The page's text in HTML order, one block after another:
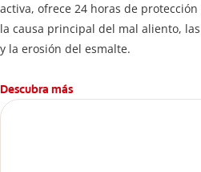
activa, ofrece 24 horas de
la causa principal del mal aliento,
y la erosión del esmalte.
Descubra más